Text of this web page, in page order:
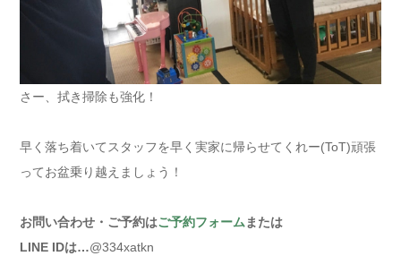
さー、拭き掃除も強化！
早く落ち着いてスタッフを早く実家に帰らせてくれー(ToT)頑張
ってお盆乗り越えましょう！
お問い合わせ・ご予約はご予約フォーム または
LINE IDは…@334xatkn